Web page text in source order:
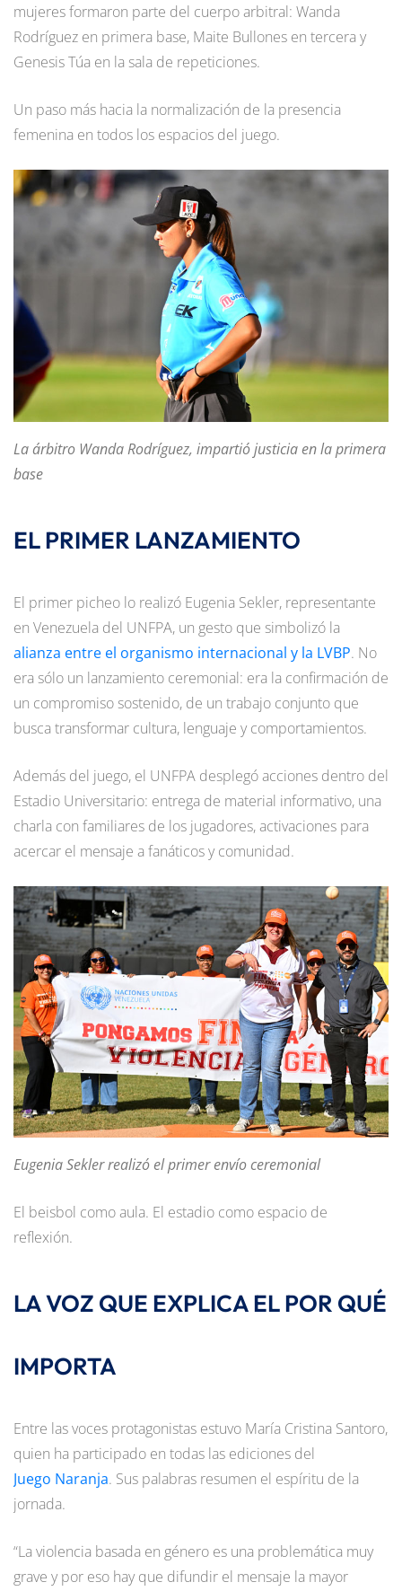
mujeres formaron parte del cuerpo arbitral: Wanda
Rodríguez en primera base, Maite Bullones en tercera y
Genesis Túa en la sala de repeticiones.
Un paso más hacia la normalización de la presencia
femenina en todos los espacios del juego.
La árbitro Wanda Rodríguez, impartió justicia en la primera
base
EL PRIMER LANZAMIENTO
El primer picheo lo realizó Eugenia Sekler, representante
en Venezuela del UNFPA, un gesto que simbolizó la
alianza entre el organismo internacional y la LVBP. No
era sólo un lanzamiento ceremonial: era la confirmación de
un compromiso sostenido, de un trabajo conjunto que
busca transformar cultura, lenguaje y comportamientos.
Además del juego, el UNFPA desplegó acciones dentro del
Estadio Universitario: entrega de material informativo, una
charla con familiares de los jugadores, activaciones para
acercar el mensaje a fanáticos y comunidad.
Eugenia Sekler realizó el primer envío ceremonial
El beisbol como aula. El estadio como espacio de
reflexión.
LA VOZ QUE EXPLICA EL POR QUÉ
IMPORTA
Entre las voces protagonistas estuvo María Cristina Santoro,
quien ha participado en todas las ediciones del
Juego Naranja. Sus palabras resumen el espíritu de la
jornada.
“La violencia basada en género es una problemática muy
grave y por eso hay que difundir el mensaje la mayor